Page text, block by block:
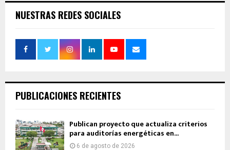
NUESTRAS REDES SOCIALES
PUBLICACIONES RECIENTES
Publican proyecto que actualiza criterios
para auditorías energéticas en...
6 de agosto de 2026